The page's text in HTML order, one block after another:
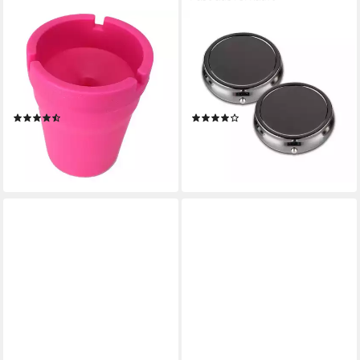
MARABELLAS SHOP
Aschenbecher Windsicherer
kompakter Aschenbecher 7,5
x 10,5 cm mit Aschebehälter,
abnehmbarer Deckel
2,99 €
lieferbar - in 4-5 Werktagen bei dir
Aschenbecher 2x
Taschenaschenbecher, Metall,
Mini Ascher, Reise
Handtasche
(2)
lieferbar - in 2-3 Werktagen bei dir